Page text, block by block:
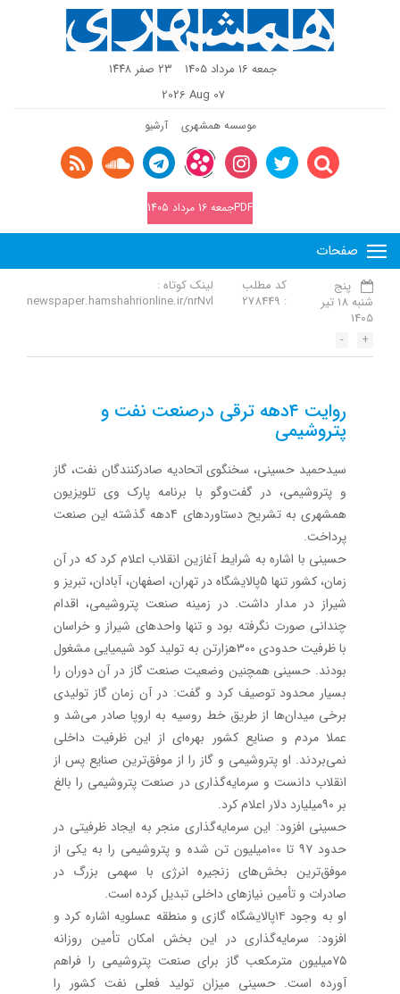
جمعه 16 مرداد 1405
٢٣ صفر ١٤٤٨
2026 Aug 07
موسسه همشهری آرشیو
PDFجمعه 16 مرداد 1405
صفحات
پنج
شنبه 18 تیر
1405
کد مطلب
: 278449
لینک کوتاه :
newspaper.hamshahrionline.ir/nrNvl
+
-
روایت ۴‌دهه ترقی درصنعت نفت و
پتروشیمی
سیدحمید حسینی، سخنگوی اتحادیه صادرکنندگان نفت، گاز
و پتروشیمی، در گفت‌وگو با برنامه پارک وی تلویزیون
همشهری به تشریح دستاوردهای 4دهه گذشته این صنعت
پرداخت.
حسینی با اشاره به شرایط آغازین انقلاب اعلام کرد که در آن
زمان، کشور تنها 5پالایشگاه در تهران، اصفهان، آبادان، تبریز و
شیراز در مدار داشت. در زمینه صنعت پتروشیمی، اقدام
چندانی صورت نگرفته بود و تنها واحدهای شیراز و خراسان
با ظرفیت حدودی ۳۰۰هزار‌تن به تولید کود شیمیایی مشغول
بودند. حسینی همچنین وضعیت صنعت گاز در آن دوران را
بسیار محدود توصیف کرد و گفت: در آن زمان گاز تولیدی
برخی میدان‌ها از طریق خط روسیه به اروپا صادر می‌شد و
عملا مردم و صنایع کشور بهره‌ای از این ظرفیت داخلی
نمی‌بردند. او پتروشیمی و گاز را از موفق‌ترین صنایع پس از
انقلاب دانست و سرمایه‌گذاری در صنعت پتروشیمی را بالغ
بر ۹۰‌میلیارد دلار اعلام کرد.
حسینی افزود: این سرمایه‌گذاری منجر به ایجاد ظرفیتی در
حدود ۹۷ تا ۱۰۰‌میلیون تن شده و پتروشیمی را به یکی از
موفق‌ترین بخش‌های زنجیره انرژی‌ با سهمی بزرگ در
صادرات و تأمین نیازهای داخلی تبدیل کرده است.
او به ‌وجود ۱۴‌پالایشگاه گازی و منطقه عسلویه اشاره کرد و
افزود: سرمایه‌گذاری در این بخش امکان تأمین روزانه
۷۵‌میلیون مترمکعب گاز برای صنعت پتروشیمی را فراهم
آورده است. حسینی میزان تولید فعلی نفت کشور را